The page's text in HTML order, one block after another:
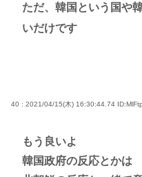
ただ、韓国という国や
いだけです
40 : 2021/04/15(木) 16:30:44.74
もう良いよ
韓国政府の反応とかは